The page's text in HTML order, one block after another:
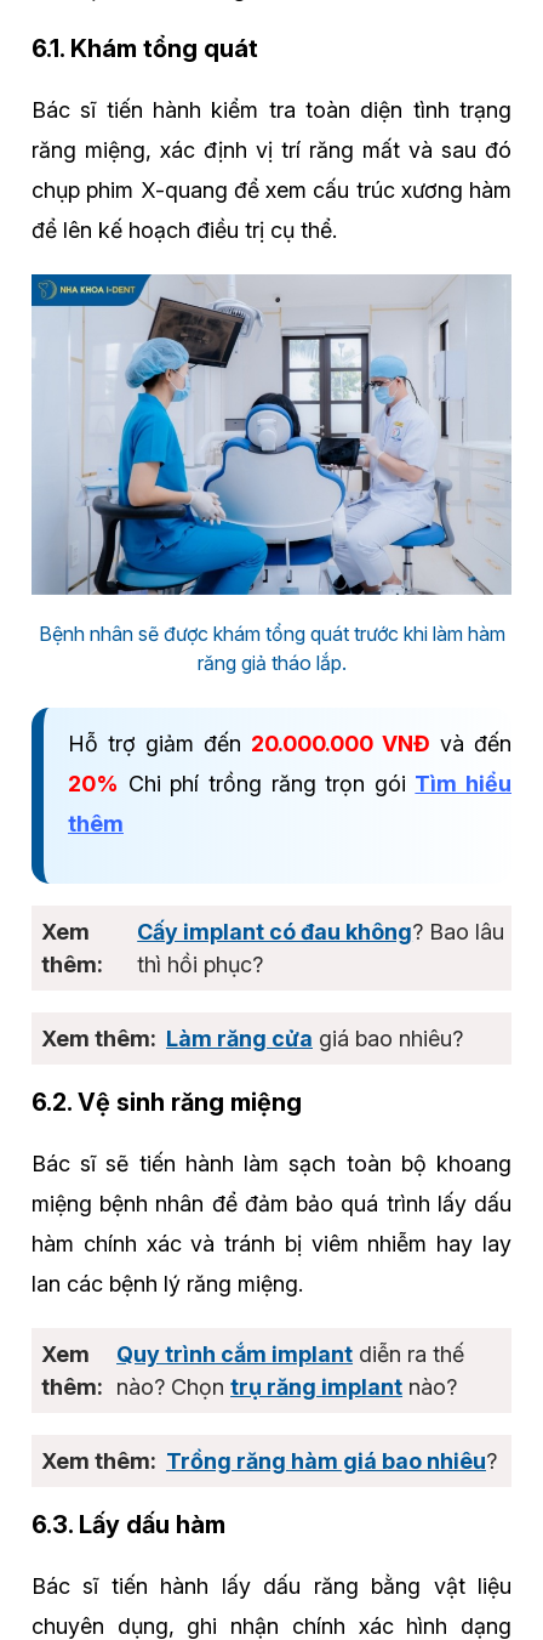
6.1. Khám tổng quát
Bác sĩ tiến hành kiểm tra toàn diện tình trạng
răng miệng, xác định vị trí răng mất và sau đó
chụp phim X-quang để xem cấu trúc xương hàm
để lên kế hoạch điều trị cụ thể.
Bệnh nhân sẽ được khám tổng quát trước khi làm hàm
răng giả tháo lắp.
Hỗ trợ giảm đến 20.000.000 VNĐ và đến
20% Chi phí trồng răng trọn gói Tìm hiểu
thêm
Cấy implant có đau không? Bao lâu
thì hồi phục?
Làm răng cửa giá bao nhiêu?
6.2. Vệ sinh răng miệng
Bác sĩ sẽ tiến hành làm sạch toàn bộ khoang
miệng bệnh nhân để đảm bảo quá trình lấy dấu
hàm chính xác và tránh bị viêm nhiễm hay lay
lan các bệnh lý răng miệng.
Quy trình cắm implant diễn ra thế
nào? Chọntrụ răng implant nào?
Trồng răng hàm giá bao nhiêu?
6.3. Lấy dấu hàm
Bác sĩ tiến hành lấy dấu răng bằng vật liệu
chuyên dụng, ghi nhận chính xác hình dạng